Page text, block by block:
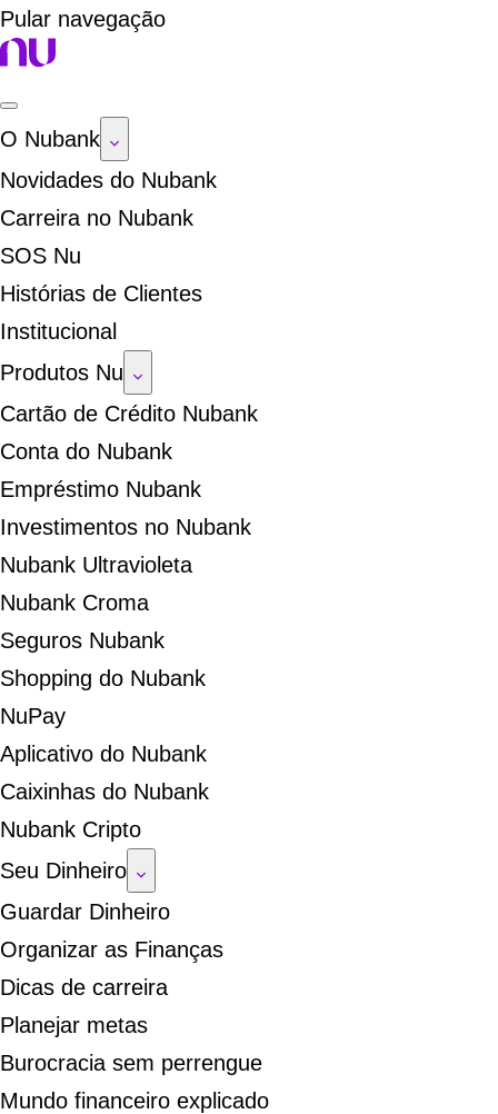
Pular navegação
O Nubank
Novidades do Nubank
Carreira no Nubank
SOS Nu
Histórias de Clientes
Institucional
Produtos Nu
Cartão de Crédito Nubank
Conta do Nubank
Empréstimo Nubank
Investimentos no Nubank
Nubank Ultravioleta
Nubank Croma
Seguros Nubank
Shopping do Nubank
NuPay
Aplicativo do Nubank
Caixinhas do Nubank
Nubank Cripto
Seu Dinheiro
Guardar Dinheiro
Organizar as Finanças
Dicas de carreira
Planejar metas
Burocracia sem perrengue
Mundo financeiro explicado